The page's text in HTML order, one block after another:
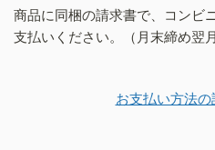
商品に同梱の請求書で、コンビ
支払いください。（月末締め翌
お支払い方法